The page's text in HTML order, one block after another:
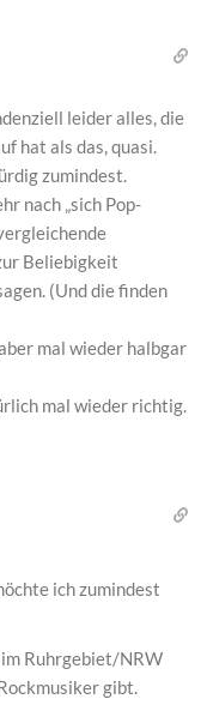
leider alles, die
hat als das, quasi.
zumindest.
nach „sich Pop-
Beliebigkeit
(Und die finden
mal wieder halbgar
mal wieder richtig.
ich zumindest
Ruhrgebiet/NRW
gibt.